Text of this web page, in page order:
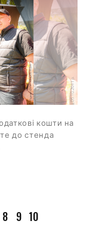
кошти на
до стенда
8 9 10